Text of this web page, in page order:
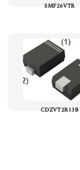
SMF26VTR
CDZVT2R13B